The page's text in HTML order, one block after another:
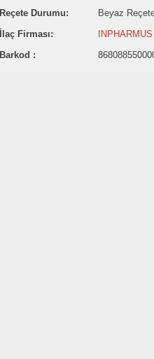
Reçete Durumu:
Beyaz
İlaç Firması:
Barkod :